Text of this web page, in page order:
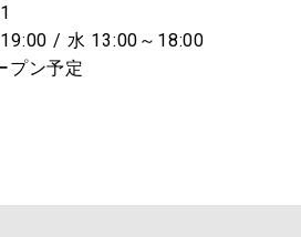
/ 水 13:00～18:00
プン予定